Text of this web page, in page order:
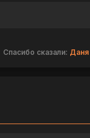
Спасибо сказали: